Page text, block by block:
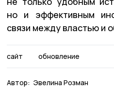
но и эффективным
связи между властью и
сайт обновление
Автор: Эвелина Розман